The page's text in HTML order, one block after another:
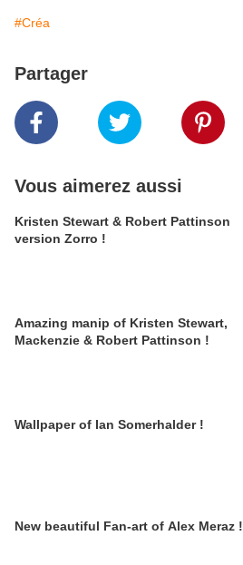
#Créa
Partager
Vous aimerez aussi
Kristen Stewart & Robert Pattinson
version Zorro !
Amazing manip of Kristen Stewart,
Mackenzie & Robert Pattinson !
Wallpaper of Ian Somerhalder !
New beautiful Fan-art of Alex Meraz !